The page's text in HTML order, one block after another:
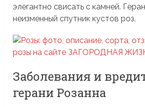
элегантно свисать с камней.
неизменный спутник кустов роз.
Заболевания и
герани Розанна